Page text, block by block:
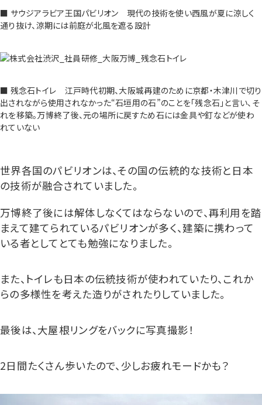
■ サウジアラビア王国パビリオン 現代の技術を使い西風が夏に涼しく
通り抜け、涼期には前庭が北風を遮る設計
■ 残念石トイレ 江戸時代初期、大阪城再建のために京都・木津川で切り
出されながら使用されなかった“石垣用の石”のことを「残念石」と言い、そ
れを移築。万博終了後、元の場所に戻すため石には金具や釘などが使わ
れていない
世界各国のパビリオンは、その国の伝統的な技術と日本
の技術が融合されていました。
万博終了後には解体しなくてはならないので、再利用を踏
まえて建てられているパビリオンが多く、建築に携わって
いる者としてとても勉強になりました。
また、トイレも日本の伝統技術が使われていたり、これか
らの多様性を考えた造りがされたりしていました。
最後は、大屋根リングをバックに写真撮影！
2日間たくさん歩いたので、少しお疲れモードかも？